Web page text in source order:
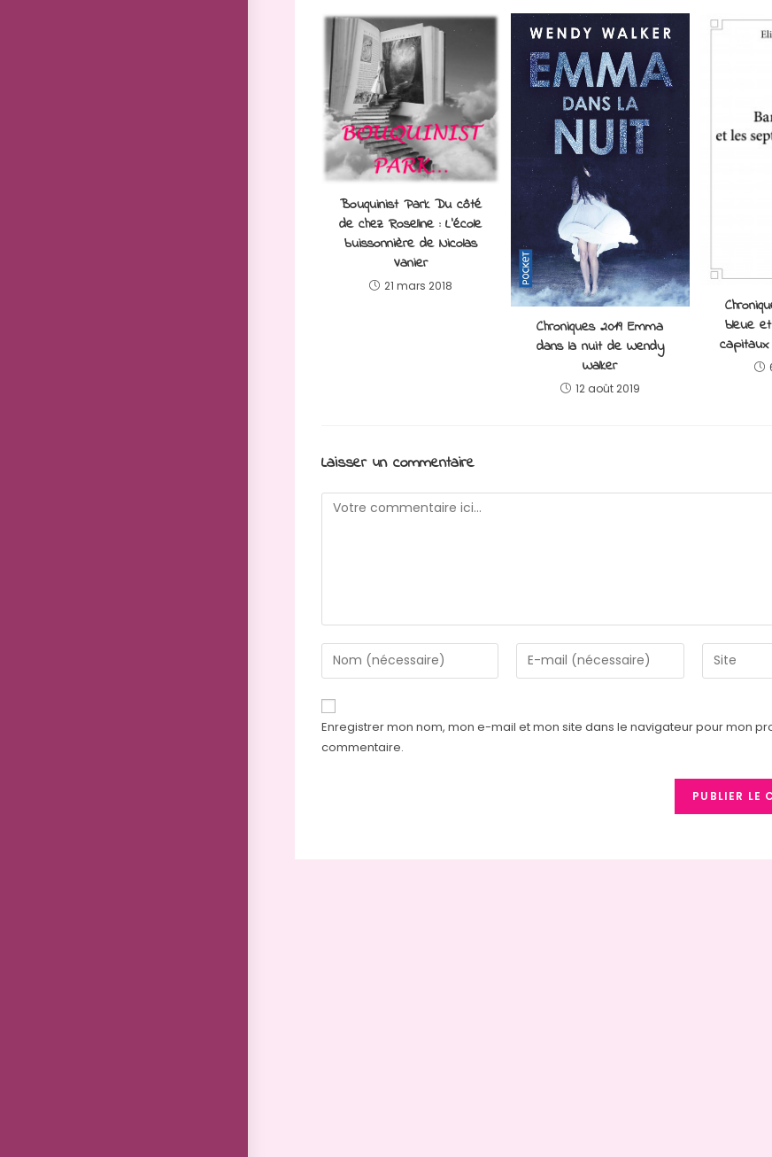
Bouquinist Park Du côté
de chez Roseline : L’école
buissonnière de Nicolas
Vanier
21 mars 2018
Chroniques 2019 Emma
dans la nuit de Wendy
Walker
12 août 2019
bleue
capitaux
Laisser un commentaire
Enregistrer mon nom, mon e-mail et mon site dans le navigateur pour mon
commentaire.